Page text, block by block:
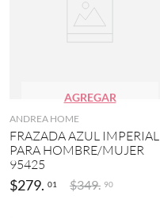
AGREGAR
ANDREA HOME
FRAZADA AZUL IMPERIAL
PARA HOMBRE/MUJER
95425
$279. 01 $349. 90